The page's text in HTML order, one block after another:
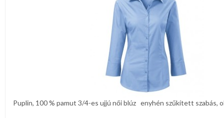
Puplin, 100 % pamut 3/4-es ujjú női blúz enyhén szűkített szabás,